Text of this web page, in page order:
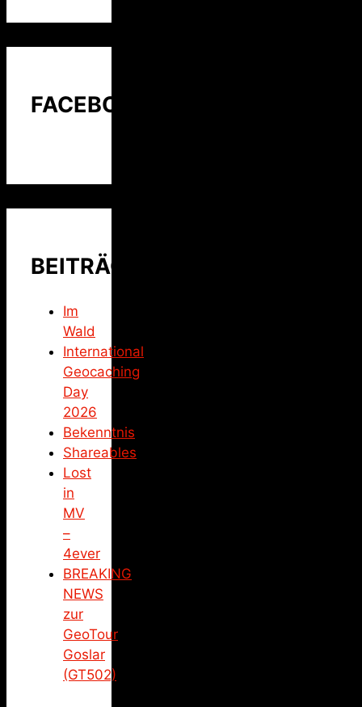
FACEBOOK
BEITRÄGE
Im
Wald
International
Geocaching
Day
2026
Bekenntnis
Shareables
Lost
in
MV
–
4ever
BREAKING
NEWS
zur
GeoTour
Goslar
(GT502)